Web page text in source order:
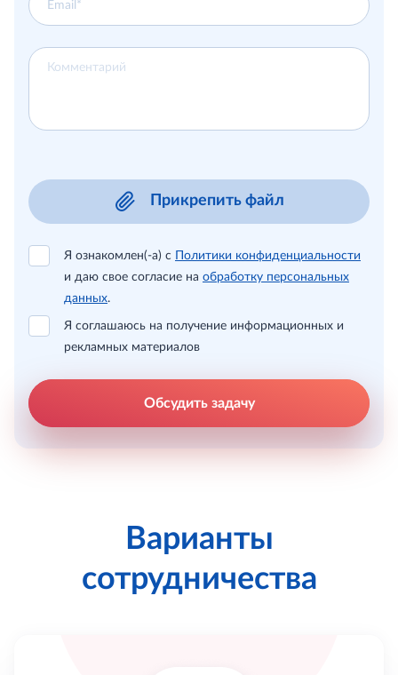
Прикрепить файл
Я ознакомлен(-а) с Политики конфиденциальности
и даю свое согласие на обработку персональных
данных.
Я соглашаюсь на получение информационных и
рекламных материалов
Обсудить задачу
Варианты
сотрудничества